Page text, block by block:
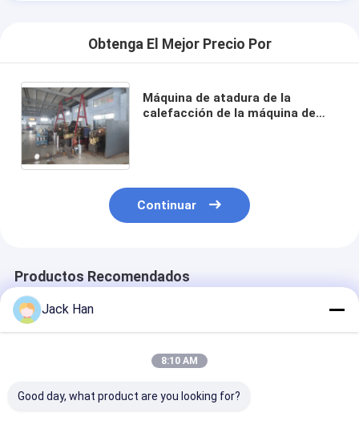
Obtenga El Mejor Precio Por
Máquina de atadura de la
calefacción de la máquina de
Continuar
Productos Recomendados
Jack Han
8:10 AM
Good day, what product are you looking for?